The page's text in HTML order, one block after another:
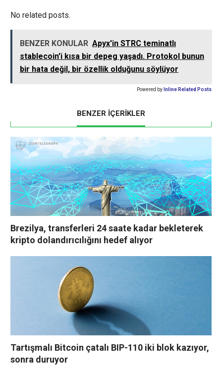
No related posts.
BENZER KONULAR Apyx'in STRC teminatlı
stablecoin'i kısa bir depeg yaşadı. Protokol bunun
bir hata değil, bir özellik olduğunu söylüyor
Powered by Inline Related Posts
BENZER İÇERİKLER
Brezilya, transferleri 24 saate kadar bekleterek
kripto dolandırıcılığını hedef alıyor
Tartışmalı Bitcoin çatalı BIP-110 iki blok kazıyor,
sonra duruyor